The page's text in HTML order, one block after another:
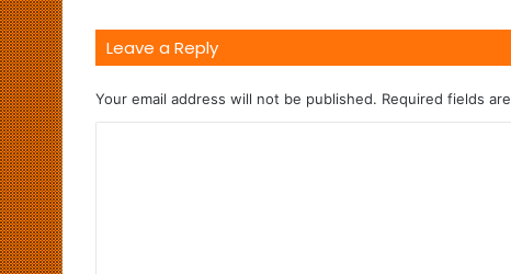
Leave a Reply
Your email address will not be published. Required fields